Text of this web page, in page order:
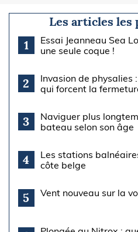
Les articles les
1
Essai Jeanneau Sea
une seule coque !
2
Invasion de physalies
qui forcent la
3
Naviguer plus
bateau selon son âge
4
Les stations
côte belge
5 Vent nouveau sur la